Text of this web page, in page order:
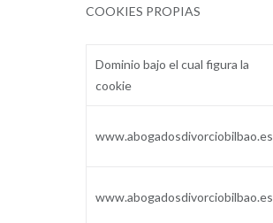
COOKIES PROPIAS
Dominio bajo el cual figura la
cookie
www.abogadosdivorciobilbao.es
www.abogadosdivorciobilbao.es